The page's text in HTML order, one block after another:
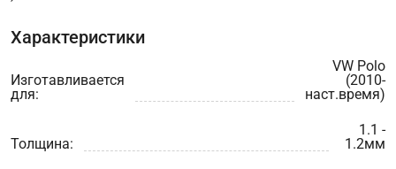
Характеристики
Изготавливается
для:
VW Polo
(2010-
наст.время)
Толщина:
1.1 -
1.2мм